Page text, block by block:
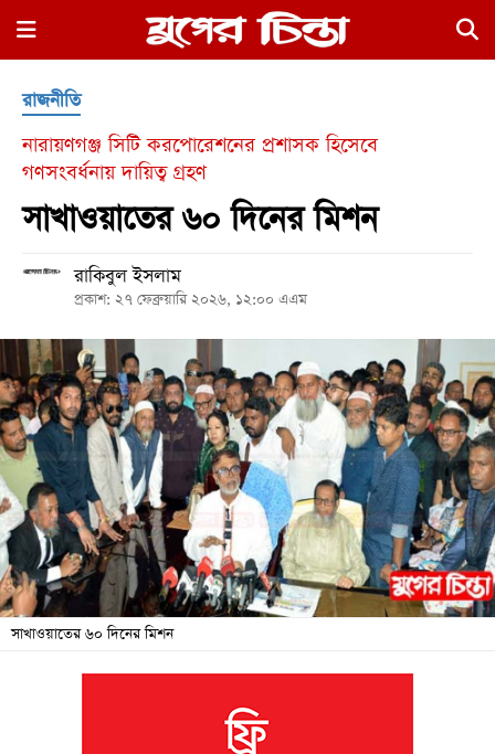
×
হোম
রাজনীতি
নগর
জুড়ে
নগরের
বাইরে
আদালতপাড়া
জনদুর্ভোগ
বিশেষ
সংবাদ
শিক্ষা
রাজনীতি
নারায়ণগঞ্জ সিটি করপোরেশনের প্রশাসক হিসেবে
গণসংবর্ধনায় দায়িত্ব গ্রহণ
সাখাওয়াতের ৬০ দিনের মিশন
রাকিবুল ইসলাম
প্রকাশ: ২৭ ফেব্রুয়ারি ২০২৬, ১২:০০ এএম
সাখাওয়াতের ৬০ দিনের মিশন